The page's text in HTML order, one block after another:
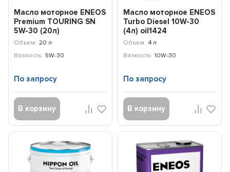
Масло моторное ENEOS
Premium TOURING SN
5W-30 (20л)
8809478942469
Объем: 20 л
Вязкость: 5W-30
По запросу
В корзину
Масло моторное ENEOS
Turbo Diesel 10W-30
(4л) oil1424
Объем: 4 л
Вязкость: 10W-30
По запросу
В корзину